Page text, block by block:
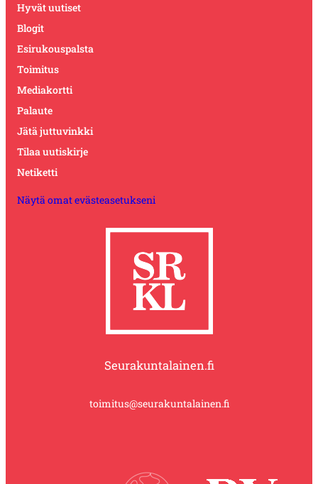
Hyvät uutiset
Blogit
Esirukouspalsta
Toimitus
Mediakortti
Palaute
Jätä juttuvinkki
Tilaa uutiskirje
Netiketti
Näytä omat evästeasetukseni
Seurakuntalainen.fi
toimitus@seurakuntalainen.fi